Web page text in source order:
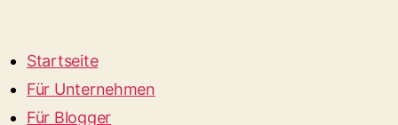
Startseite
Für Unternehmen
Für Blogger